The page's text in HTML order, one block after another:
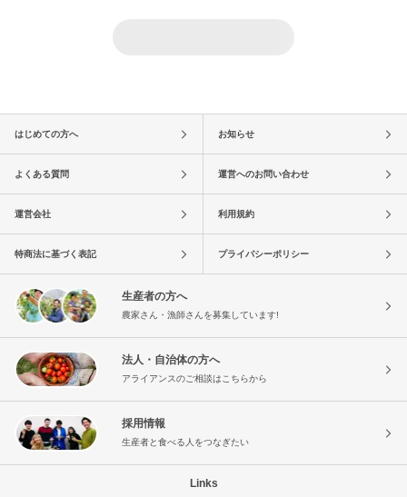
はじめての方へ お知らせ
よくある質問 運営へのお問い合わせ
運営会社 利用規約
特商法に基づく表記 プライバシーポリシー
生産者の方へ
農家さん・漁師さんを募集しています!
法人・自治体の方へ
アライアンスのご相談はこちらから
採用情報
生産者と食べる人をつなぎたい
Links